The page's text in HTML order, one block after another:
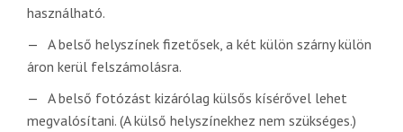
használható.
A belső helyszínek fizetősek, a két külön szárny külön
áron kerül felszámolásra.
A belső fotózást kizárólag külsős kísérővel lehet
megvalósítani. (A külső helyszínekhez nem szükséges.)